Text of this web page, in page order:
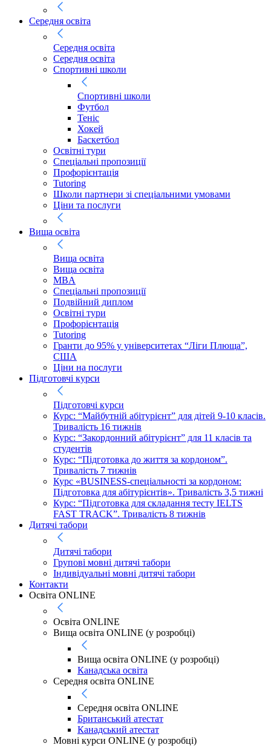
Середня освіта
Середня освіта
Середня освіта
Спортивні школи
Спортивні школи
Футбол
Теніс
Хокей
Баскетбол
Освітні тури
Спеціальні пропозиції
Профорієнтація
Tutoring
Школи партнери зі спеціальними умовами
Ціни та послуги
Вища освіта
Вища освіта
Вища освіта
MBA
Спеціальні пропозиції
Подвійний диплом
Освітні тури
Профорієнтація
Tutoring
Гранти до 95% у університетах “Ліги Плюща”,
США
Ціни на послуги
Підготовчі курси
Підготовчі курси
Курс: “Майбутній абітурієнт” для дітей 9-10 класів.
Тривалість 16 тижнів
Курс: “Закордонний абітурієнт” для 11 класів та
студентів
Курс: “Підготовка до життя за кордоном”.
Тривалість 7 тижнів
Курс «BUSINESS-спеціальності за кордоном:
Підготовка для абітурієнтів». Тривалість 3,5 тижні
Курс: “Підготовка для складання тесту IELTS
FAST TRACK”. Тривалість 8 тижнів
Дитячі табори
Дитячі табори
Групові мовні дитячі табори
Індивідуальні мовні дитячі табори
Контакти
Освіта ONLINE
Освіта ONLINE
Вища освіта ONLINE (у розробці)
Вища освіта ONLINE (у розробці)
Канадська освіта
Середня освіта ONLINE
Середня освіта ONLINE
Британський атестат
Канадський атестат
Мовні курси ONLINE (у розробці)